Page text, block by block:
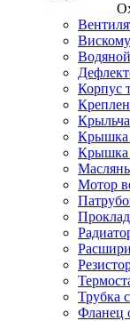
Корпус
Крышка
Крышка
Мотор
Трубка
Фланец